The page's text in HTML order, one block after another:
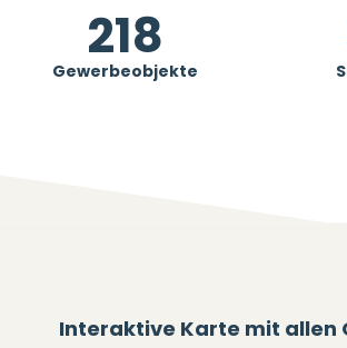
218
Gewerbeobjekte
Interaktive Karte mit allen